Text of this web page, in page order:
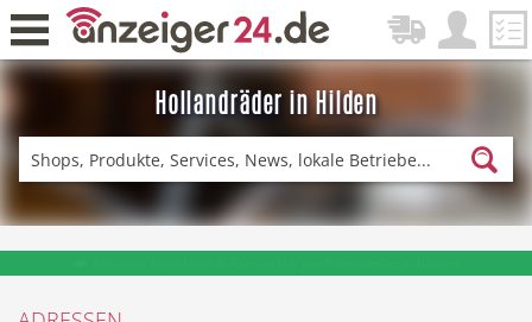
Hollandräder in Hilden
Zurück
Fitness & Sport